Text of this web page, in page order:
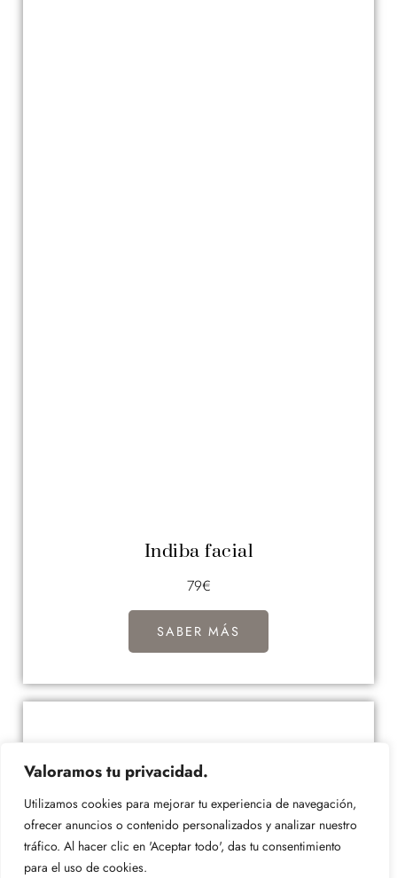
Valoramos tu privacidad.
Utilizamos cookies para mejorar tu experiencia de navegación,
ofrecer anuncios o contenido personalizados y analizar nuestro
tráfico. Al hacer clic en 'Aceptar todo', das tu consentimiento
para el uso de cookies.
Indiba facial
79€
SABER MÁS